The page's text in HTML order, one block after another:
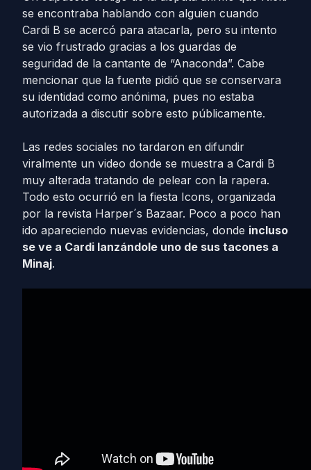
se encontraba hablando con alguien cuando
Cardi B se acercó para atacarla, pero su intento
se vio frustrado gracias a los guardas de
seguridad de la cantante de “Anaconda”. Cabe
mencionar que la fuente pidió que se conservara
su identidad como anónima, pues no estaba
autorizada a discutir sobre esto públicamente.
Las redes sociales no tardaron en difundir
viralmente un video donde se muestra a Cardi B
muy alterada tratando de pelear con la rapera.
Todo esto ocurrió en la fiesta Icons, organizada
por la revista Harper´s Bazaar. Poco a poco han
ido apareciendo nuevas evidencias, donde incluso
se ve a Cardi lanzándole uno de sus tacones a
Minaj.